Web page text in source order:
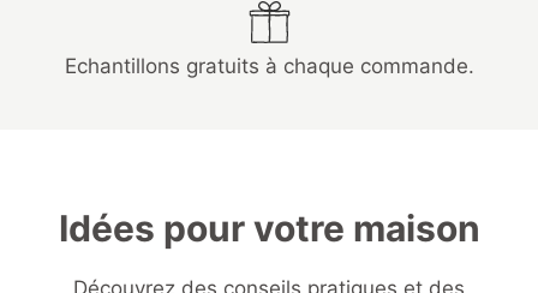
Echantillons gratuits à chaque commande.
Idées pour votre maison